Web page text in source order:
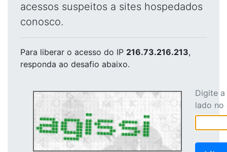
acessos suspeitos a sites hospedados
conosco.
Para liberar o acesso do IP 216.73.216.213,
responda ao desafio abaixo.
Digite
lado no